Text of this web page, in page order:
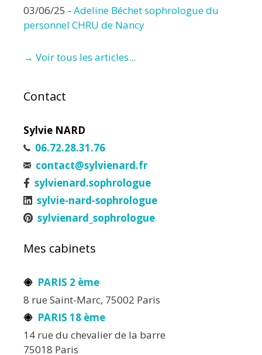
03/06/25 - Adeline Béchet sophrologue du
personnel CHRU de Nancy
→ Voir tous les articles...
Contact
Sylvie NARD
06.72.28.31.76
contact@sylvienard.fr
sylvienard.sophrologue
sylvie-nard-sophrologue
sylvienard_sophrologue
Mes cabinets
PARIS 2 ème
8 rue Saint-Marc, 75002 Paris
PARIS 18 ème
14 rue du chevalier de la barre
75018 Paris